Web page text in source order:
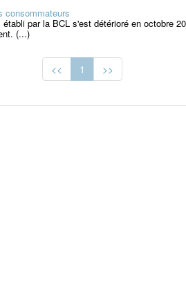
consommateurs
par la BCL s'est détérioré en octobre
(...)
<< 1 >>